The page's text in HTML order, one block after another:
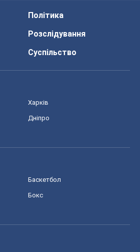
Політика
Розслідування
Суспільство
Харків
Дніпро
Баскетбол
Бокс